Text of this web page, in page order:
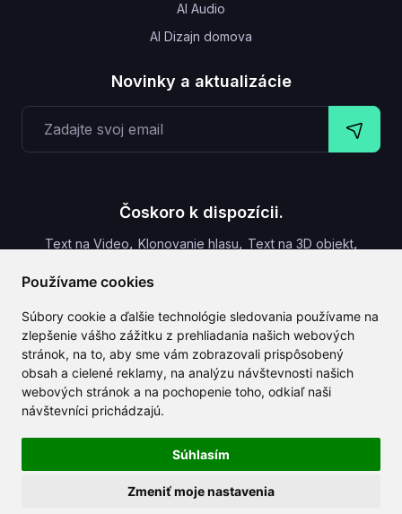
Používame cookies
Súbory cookie a ďalšie technológie sledovania používame na
zlepšenie vášho zážitku z prehliadania našich webových
stránok, na to, aby sme vám zobrazovali prispôsobený
obsah a cielené reklamy, na analýzu návštevnosti našich
webových stránok a na pochopenie toho, odkiaľ naši
návštevníci prichádzajú.
Súhlasím
Zmeniť moje nastavenia
AI Audio
AI Dizajn domova
Novinky a aktualizácie
Čoskoro k dispozícii.
Text na Video, Klonovanie hlasu, Text na 3D objekt,
CLAILA kombinuje všetky najlepšie AI funkcie dostupné
globálne.
Autorské práva 2024-2026